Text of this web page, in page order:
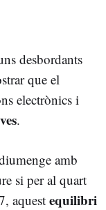
desbordants
que el
electrònics i
.
amb
si per al quart
aquest equilibri